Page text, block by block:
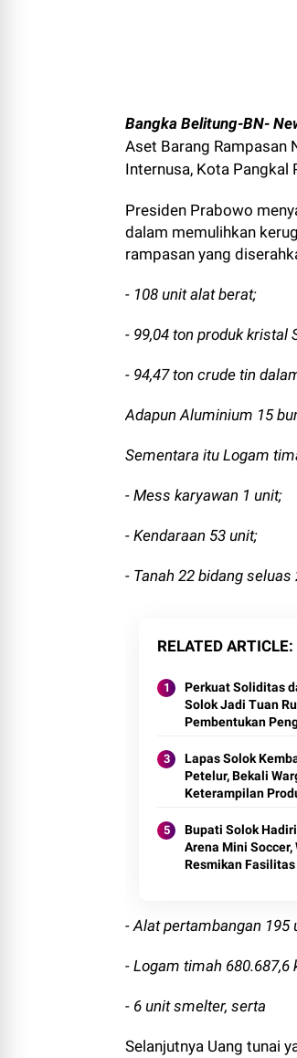
Bangka Belitung-BN-
Aset Barang Rampasan
Internusa, Kota Pangkal
Presiden Prabowo
dalam memulihkan
rampasan yang
- 108 unit alat berat;
- 99,04 ton produk kristal
- 94,47 ton crude tin
Adapun Aluminium 15
Sementara itu Logam
- Mess karyawan 1 unit;
- Kendaraan 53 unit;
- Tanah 22 bidang seluas
RELATED ARTICLE
Perkuat Soliditas
Solok Jadi Tuan
Pembentukan
Lapas Solok
Petelur, Bekali
Keterampilan
Bupati Solok
Arena Mini
Resmikan
- Alat pertambangan 195
- Logam timah 680.687,6
- 6 unit smelter, serta
Selanjutnya Uang tunai